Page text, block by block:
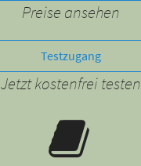
Preise ansehen
Testzugang
Jetzt kostenfrei testen